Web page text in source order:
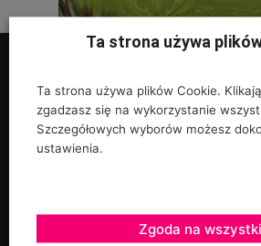
UPRAWY
Ta strona używa
Ta strona używa plików Cookie.
zgadzasz się na wykorzystanie
Szczegółowych wyborów możesz
ustawienia.
Zgoda na